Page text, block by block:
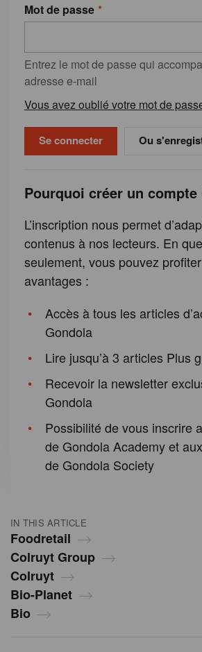
IN THIS ARTICLE
Foodretail
Colruyt Group
Colruyt
Bio-Planet
Bio
Mot de passe
Entrez le mot de passe qui
adresse e-mail
Vous avez oublié votre mot de
Ou
Pourquoi créer un compte
L’inscription nous permet
contenus à nos lecteurs. En
seulement, vous pouvez
avantages :
Accès à tous les articles
Gondola
Lire jusqu’à 3 articles Plus
Recevoir la newsletter
Gondola
Possibilité de vous inscrire
de Gondola Academy et
de Gondola Society